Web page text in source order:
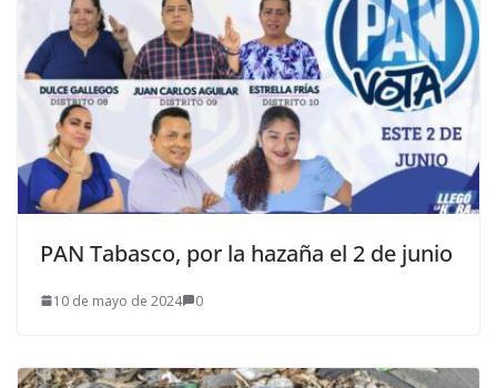
PAN Tabasco, por la hazaña el 2 de junio
10 de mayo de 2024 0